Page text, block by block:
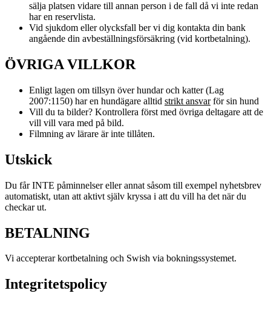
sälja platsen vidare till annan person i de fall då vi inte redan
har en reservlista.
Vid sjukdom eller olycksfall ber vi dig kontakta din bank
angående din avbeställningsförsäkring (vid kortbetalning).
ÖVRIGA VILLKOR
Enligt lagen om tillsyn över hundar och katter (Lag
2007:1150) har en hundägare alltid strikt ansvarför sin hund
Vill du ta bilder? Kontrollera först med övriga deltagare att de
vill vill vara med på bild.
Filmning av lärare är inte tillåten.
Utskick
Du får INTE påminnelser eller annat såsom till exempel nyhetsbrev
automatiskt, utan att aktivt själv kryssa i att du vill ha det när du
checkar ut.
BETALNING
Vi accepterar kortbetalning och Swish via bokningssystemet.
Integritetspolicy